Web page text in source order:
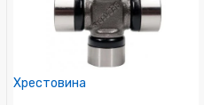
Хрестовина